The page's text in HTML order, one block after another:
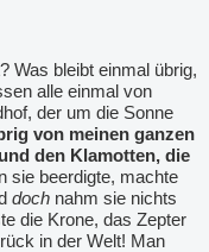
Was bleibt einmal übrig,
alle einmal von
der um die Sonne
von meinen ganzen
den Klamotten, die
sie beerdigte, machte
doch nahm sie nichts
die Krone, das Zepter
in der Welt! Man